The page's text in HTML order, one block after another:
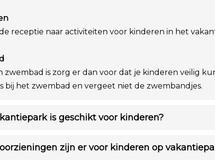
receptie naar activiteiten voor kinderen in het
zwembad is zorg er dan voor dat je kinderen veilig
bij het zwembad en vergeet niet de zwembandjes.
is geschikt voor kinderen?
zijn er voor kinderen op